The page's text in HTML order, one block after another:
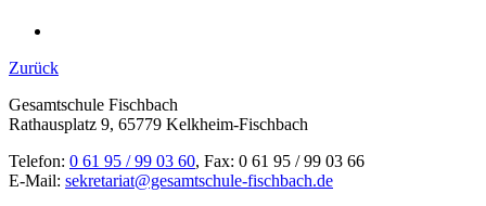
Zurück
Gesamtschule Fischbach
Rathausplatz 9, 65779 Kelkheim-Fischbach
Telefon: 0 61 95 / 99 03 60, Fax: 0 61 95 / 99 03 66
E-Mail: sekretariat@gesamtschule-fischbach.de